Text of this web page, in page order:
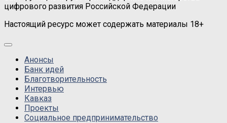
цифрового развития Российской Федерации
Настоящий ресурс может содержать материалы 18+
Анонсы
Банк идей
Благотворительность
Интервью
Кавказ
Проекты
Социальное предпринимательство